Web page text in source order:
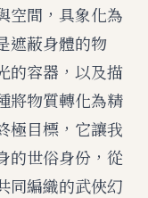
空間，具象化為
遮蔽身體的物
的容器，以及描
將物質轉化為精
極目標，它讓我
的世俗身份，從
同編織的武俠幻